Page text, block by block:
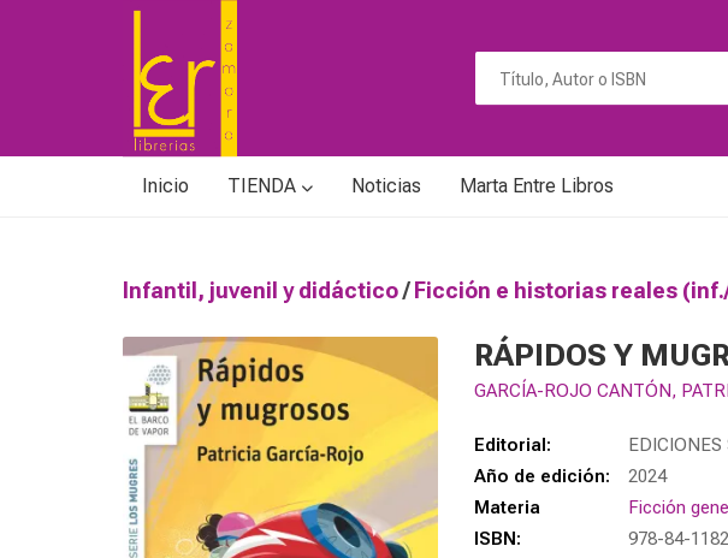
Inicio TIENDA Noticias Marta Entre Libros
Infantil, juvenil y didáctico/ Ficción e historias reales
RÁPIDOS Y
GARCÍA-ROJO CANTÓN,
Editorial:
EDICIONES
Año de edición:
2024
Materia
Ficción
ISBN:
978-84-